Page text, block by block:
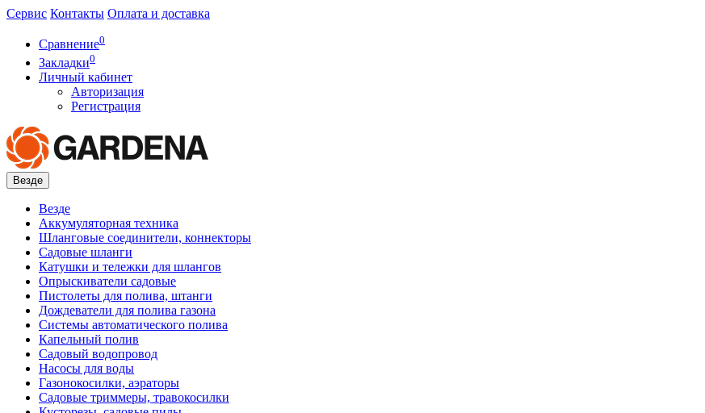
Сервис Контакты Оплата и доставка
Сравнение0
Закладки0
Личный кабинет
Авторизация
Регистрация
Везде
Везде
Аккумуляторная техника
Шланговые соединители, коннекторы
Садовые шланги
Катушки и тележки для шлангов
Опрыскиватели садовые
Пистолеты для полива, штанги
Дождеватели для полива газона
Системы автоматического полива
Капельный полив
Садовый водопровод
Насосы для воды
Газонокосилки, аэраторы
Садовые триммеры, травокосилки